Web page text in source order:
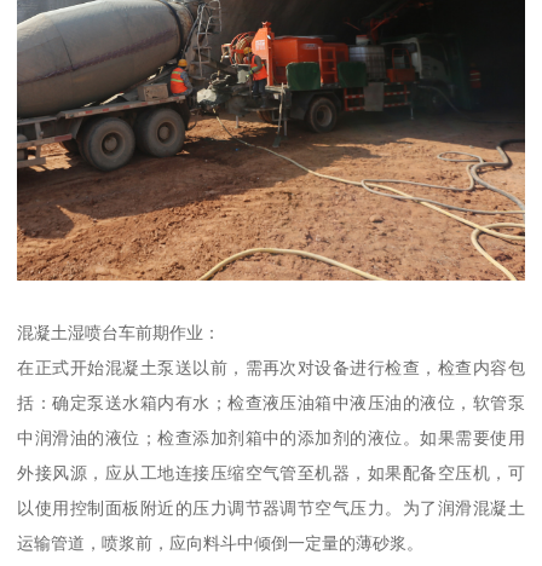
混凝土湿喷台车前期作业：
在正式开始混凝土泵送以前，需再次对设备进行检查，检查内容包
括：确定泵送水箱内有水；检查液压油箱中液压油的液位，软管泵
中润滑油的液位；检查添加剂箱中的添加剂的液位。如果需要使用
外接风源，应从工地连接压缩空气管至机器，如果配备空压机，可
以使用控制面板附近的压力调节器调节空气压力。为了润滑混凝土
运输管道，喷浆前，应向料斗中倾倒一定量的薄砂浆。